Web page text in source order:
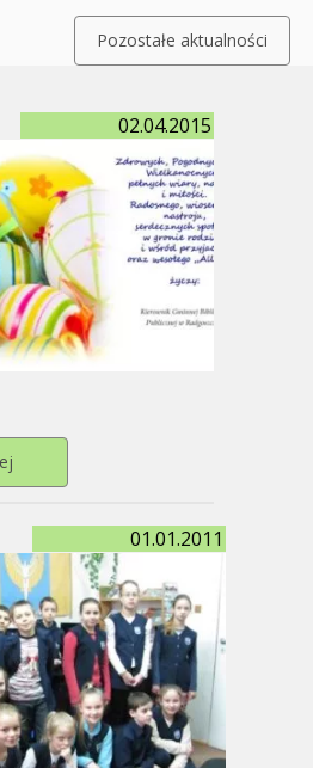
Pozostałe aktualności
02.04.2015
Przejdź do strony Życzenia
01.01.2011